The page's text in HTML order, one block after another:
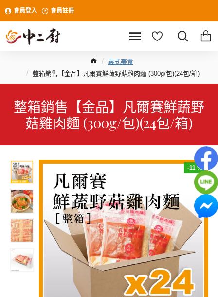
會員登入 會員註冊
義式美食
整箱銷售【金品】凡爾賽鮮蔬野菇雞肉麵 (300g/包)(24包/箱)
整箱銷售【金品】凡爾賽鮮蔬野
菇雞肉麵 (300g/包)(24包/箱)
-11 %